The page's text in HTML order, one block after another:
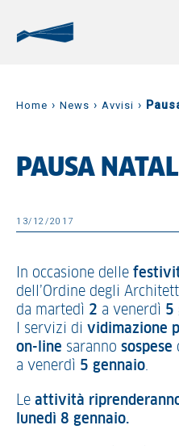
Home › News › Avvisi ›
PAUSA
13/12/2017
In occasione delle
dell’Ordine degli
da martedì 2 a venerdì 5
I servizi di vidimazione
on-line saranno sospese
a venerdì 5 gennaio.
Le attività
lunedì 8 gennaio.